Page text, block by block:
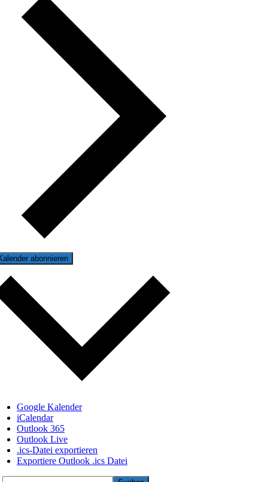
abonnieren
Google Kalender
iCalendar
Outlook 365
Outlook Live
.ics-Datei exportieren
Exportiere Outlook .ics Datei